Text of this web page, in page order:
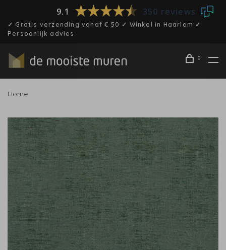
9.1 350 reviews
✓ Gratis verzending vanaf € 50 ✓ Winkel in Haarlem ✓
Persoonlijk advies
0
Home